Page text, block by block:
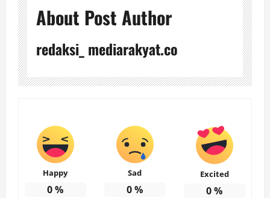
About Post Author
redaksi_ mediarakyat.co
Happy
0%
Sad
0%
Excited
0%